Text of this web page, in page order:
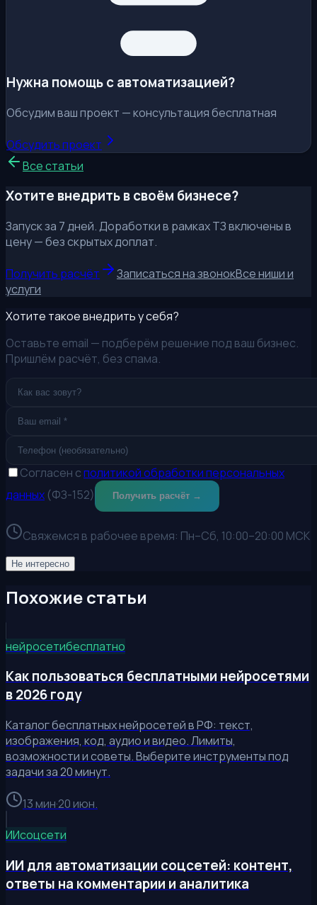
Нужна помощь с автоматизацией?
Обсудим ваш проект — консультация бесплатная
Обсудить проект
Все статьи
Хотите внедрить в своём бизнесе?
Запуск за 7 дней. Доработки в рамках ТЗ включены в
цену — без скрытых доплат.
Получить расчёт Записаться на звонокВсе ниши и
услуги
Хотите такое внедрить у себя?
Оставьте email — подберём решение под ваш бизнес.
Пришлём расчёт, без спама.
Согласен сполитикой обработки персональных
данных (ФЗ-152) Получить расчёт →
Свяжемся в рабочее время: Пн–Сб, 10:00–20:00 МСК
Не интересно
Похожие статьи
нейросетибесплатно
Как пользоваться бесплатными нейросетями
в 2026 году
Каталог бесплатных нейросетей в РФ: текст,
изображения, код, аудио и видео. Лимиты,
возможности и советы. Выберите инструменты под
задачи за 20 минут.
13 мин·20 июн.
ИИсоцсети
ИИ для автоматизации соцсетей: контент,
ответы на комментарии и аналитика